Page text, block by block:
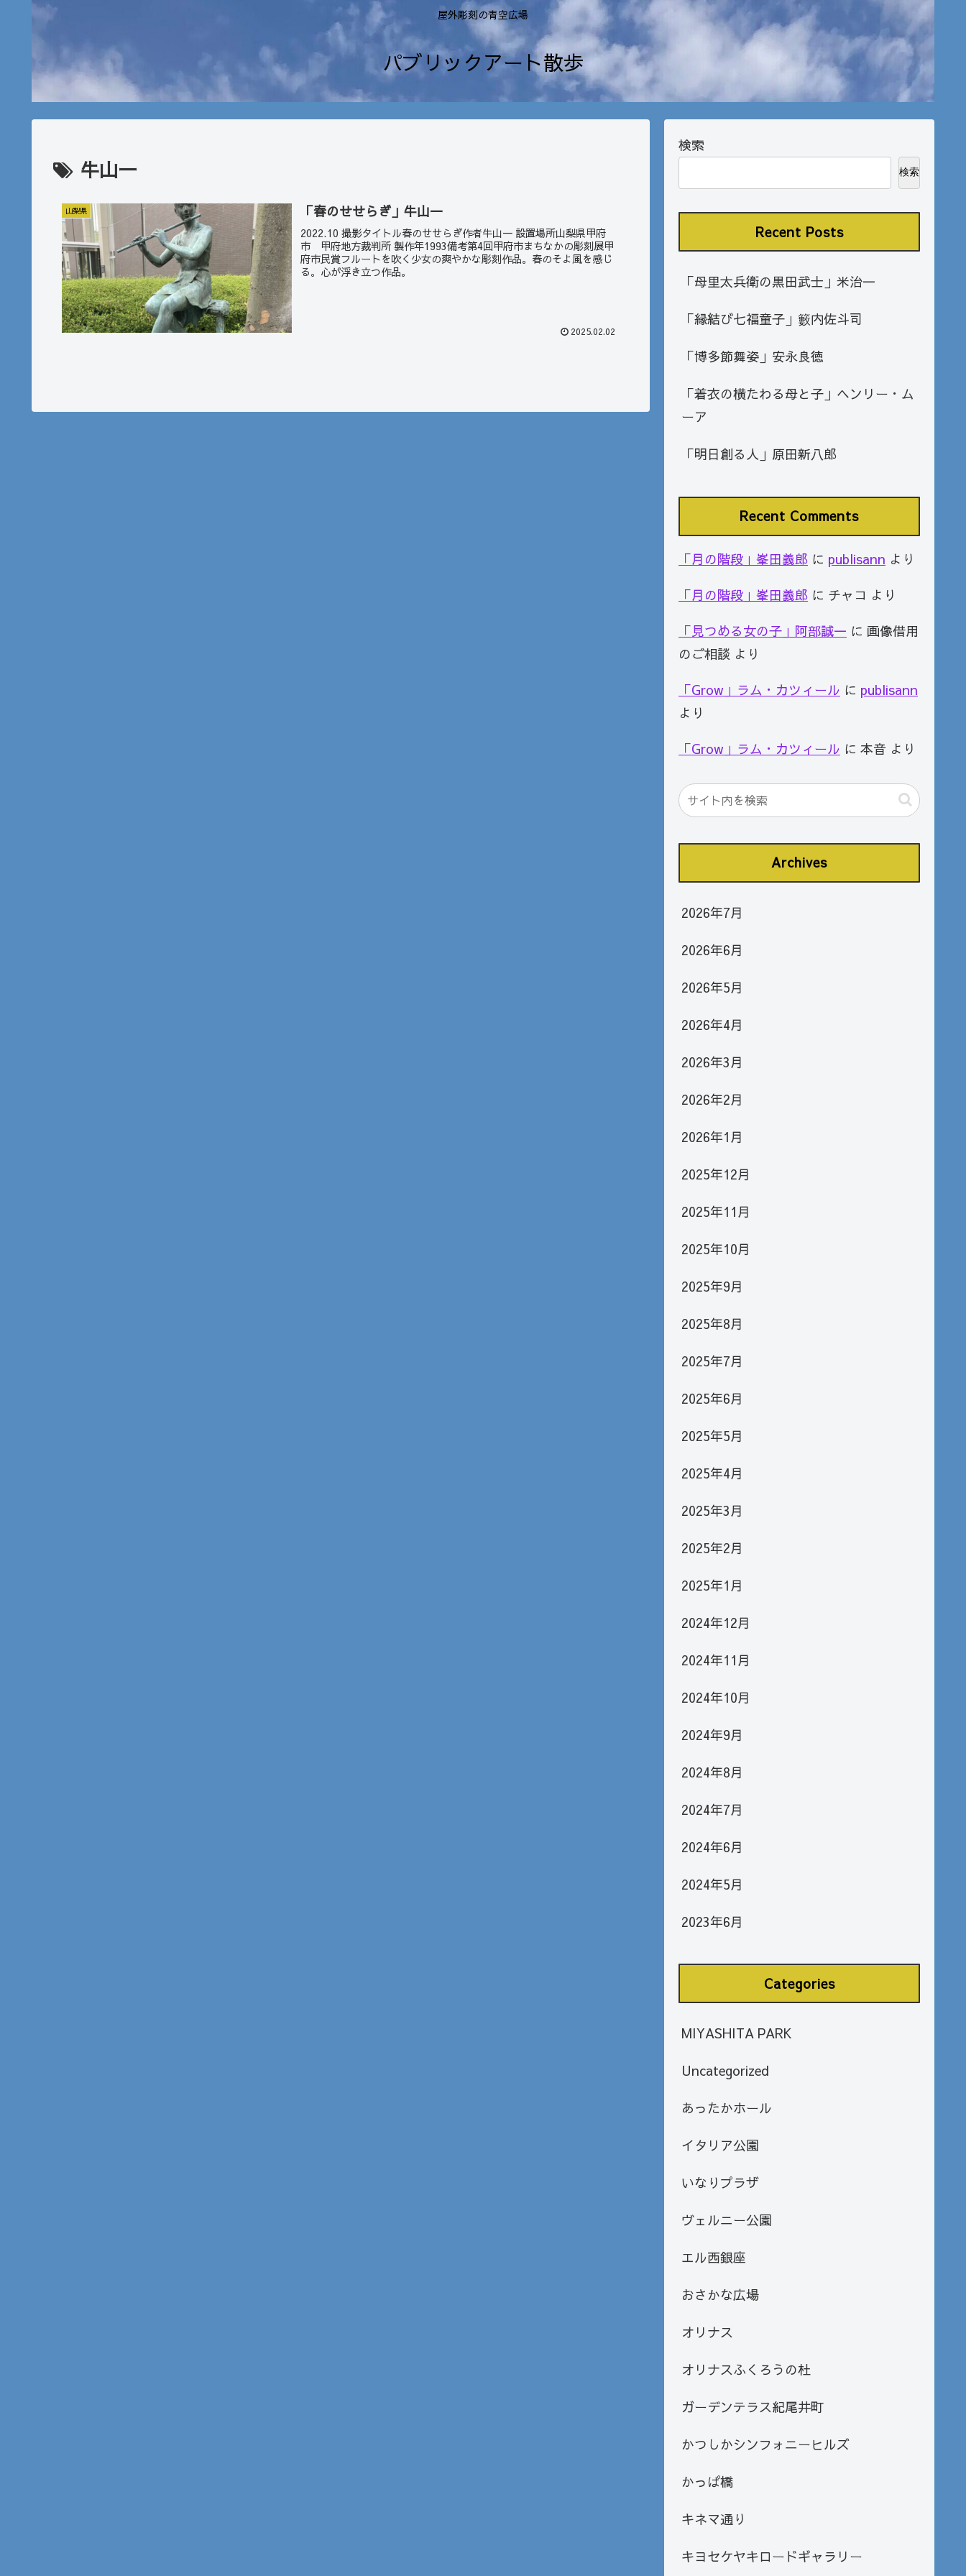
屋外彫刻の青空広場
パブリックアート散歩
牛山一
山梨県 「春のせせらぎ」牛山一
2022.10 撮影タイトル春のせせらぎ作者牛山一 設置場所山梨県甲府
市 甲府地方裁判所 製作年1993備考第4回甲府市まちなかの彫刻展甲
府市民賞フルートを吹く少女の爽やかな彫刻作品。春のそよ風を感じ
る。心が浮き立つ作品。
2025.02.02
検索
検索
Recent Posts
「母里太兵衛の黒田武士」米治一
「縁結び七福童子」籔内佐斗司
「博多節舞姿」安永良徳
「着衣の横たわる母と子」ヘンリー・ム
ーア
「明日創る人」原田新八郎
Recent Comments
「月の階段」峯田義郎 に publisann より
「月の階段」峯田義郎 に チャコ より
「見つめる女の子」阿部誠一 に 画像借用
のご相談 より
「Grow」ラム・カツィール に publisann
より
「Grow」ラム・カツィール に 本音 より
Archives
2026年7月
2026年6月
2026年5月
2026年4月
2026年3月
2026年2月
2026年1月
2025年12月
2025年11月
2025年10月
2025年9月
2025年8月
2025年7月
2025年6月
2025年5月
2025年4月
2025年3月
2025年2月
2025年1月
2024年12月
2024年11月
2024年10月
2024年9月
2024年8月
2024年7月
2024年6月
2024年5月
2023年6月
Categories
MIYASHITA PARK
Uncategorized
あったかホール
イタリア公園
いなりプラザ
ヴェルニー公園
エル西銀座
おさかな広場
オリナス
オリナスふくろうの杜
ガーデンテラス紀尾井町
かつしかシンフォニーヒルズ
かっぱ橋
キネマ通り
キヨセケヤキロードギャラリー